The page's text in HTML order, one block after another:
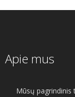
Apie mus
Mūsų pagrindinis